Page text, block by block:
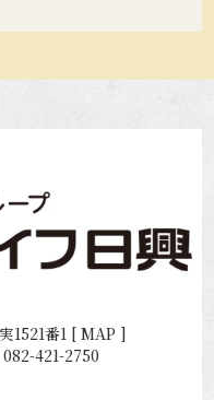
1521番1 [ MAP ]
082-421-2750